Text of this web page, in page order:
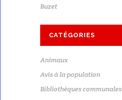
Buzet
CATÉGORIES
Animaux
Avis à la population
Bibliothèques communales